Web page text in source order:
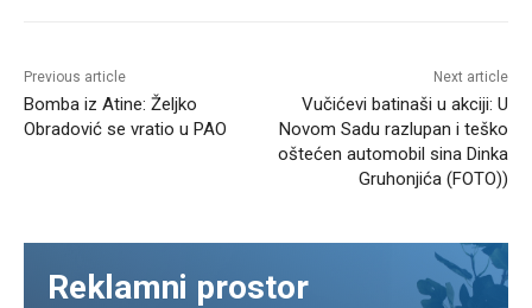
Previous article
Bomba iz Atine: Željko
Obradović se vratio u PAO
Next article
Vučićevi batinaši u akciji: U
Novom Sadu razlupan i teško
oštećen automobil sina Dinka
Gruhonjića (FOTO))
Reklamni prostor